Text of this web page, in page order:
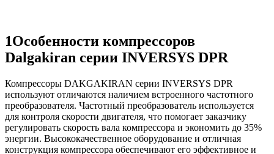
1Особенности компрессоров
Dalgakiran серии INVERSYS DPR
Компрессоры DAKGAKIRAN серии INVERSYS DPR
используют отличаются наличием встроенного частотного
преобразователя. Частотный преобразователь используется
для контроля скорости двигателя, что помогает заказчику
регулировать скорость вала компрессора и экономить до 35%
энергии. Высококачественное оборудование и отличная
конструкция компрессора обеспечивают его эффективное и